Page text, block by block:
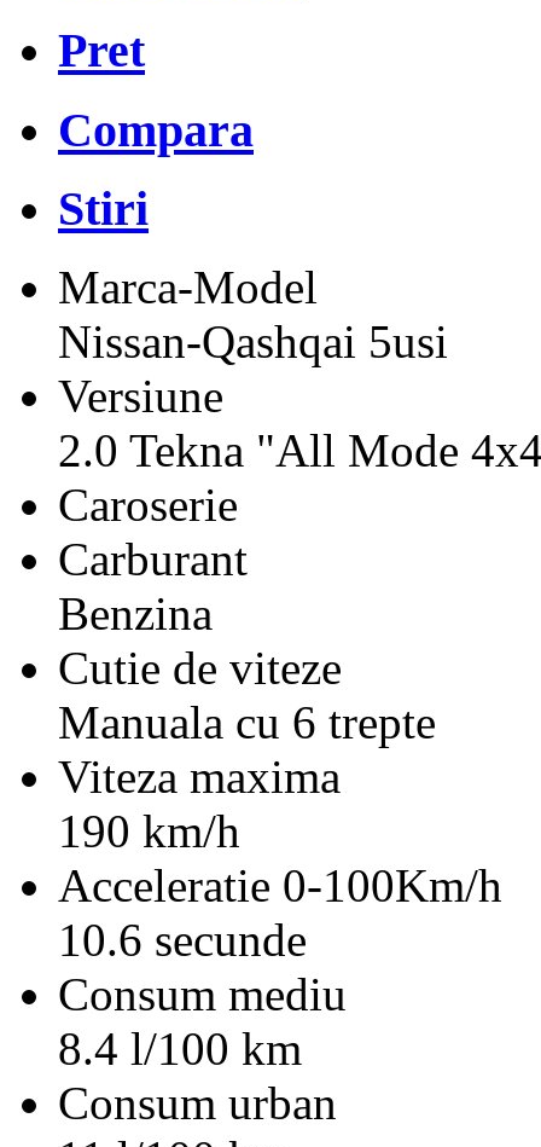
Pret
Compara
Stiri
Marca-Model
Nissan-Qashqai 5usi
Versiune
2.0 Tekna "All Mode
Caroserie
Carburant
Benzina
Cutie de viteze
Manuala cu 6 trepte
Viteza maxima
190 km/h
Acceleratie 0-100Km/h
10.6 secunde
Consum mediu
8.4 l/100 km
Consum urban